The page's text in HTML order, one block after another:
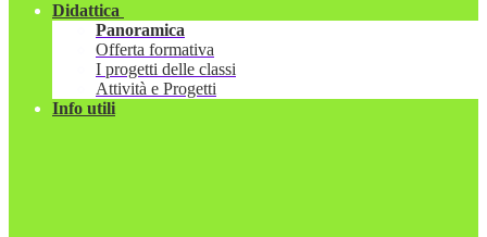
Didattica
Panoramica
Offerta formativa
I progetti delle classi
Attività e Progetti
Info utili